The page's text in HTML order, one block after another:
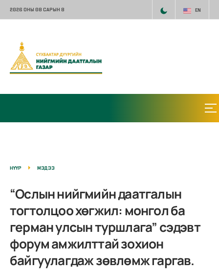
2026 ОНЫ 08 САРЫН 8 EN
НҮҮР МЭДЭЭ
“Ослын нийгмийн даатгалын
тогтолцоо хөгжил: монгол ба
герман улсын туршлага” сэдэвт
форум амжилттай зохион
байгуулагдаж зөвлөмж гаргав.